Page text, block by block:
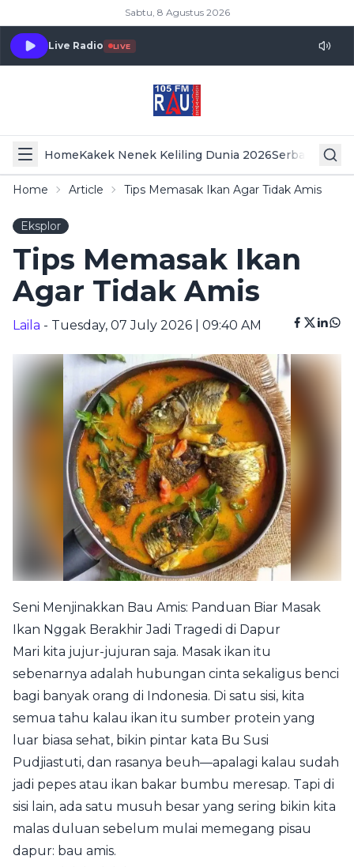
Sabtu, 8 Agustus 2026
Live Radio LIVE
HomeKakek Nenek Keliling Dunia 2026Serba Serbi
Home Article Tips Memasak Ikan Agar Tidak Amis
Eksplor
Tips Memasak Ikan
Agar Tidak Amis
Laila - Tuesday, 07 July 2026 | 09:40 AM
Seni Menjinakkan Bau Amis: Panduan Biar Masak
Ikan Nggak Berakhir Jadi Tragedi di Dapur
Mari kita jujur-jujuran saja. Masak ikan itu
sebenarnya adalah hubungan cinta sekaligus benci
bagi banyak orang di Indonesia. Di satu sisi, kita
semua tahu kalau ikan itu sumber protein yang
luar biasa sehat, bikin pintar kata Bu Susi
Pudjiastuti, dan rasanya beuh—apalagi kalau sudah
jadi pepes atau ikan bakar bumbu meresap. Tapi di
sisi lain, ada satu musuh besar yang sering bikin kita
malas duluan sebelum mulai memegang pisau
dapur: bau amis.